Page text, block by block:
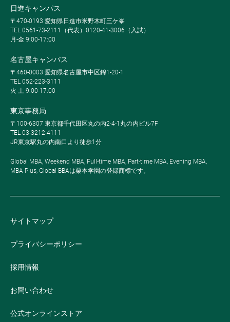
日進キャンパス
〒470-0193 愛知県日進市米野木町三ケ峯
TEL 0561-73-2111（代表）0120-41-3006（入試）
月-金 9:00-17:00
名古屋キャンパス
〒460-0003 愛知県名古屋市中区錦1-20-1
TEL 052-223-3111
火-土 9:00-17:00
東京事務局
〒100-6307 東京都千代田区丸の内2-4-1丸の内ビル7F
TEL 03-3212-4111
JR東京駅丸の内南口より徒歩1分
Global MBA, Weekend MBA, Full-time MBA, Part-time MBA, Evening MBA,
MBA Plus, Global BBAは栗本学園の登録商標です。
サイトマップ
プライバシーポリシー
採用情報
お問い合わせ
公式オンラインストア